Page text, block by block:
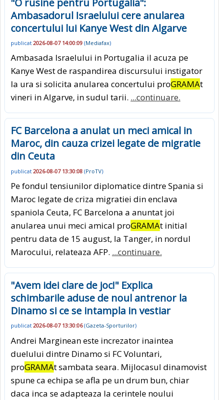
Ambasadorul Israelului cere anularea
concertului lui Kanye West din Algarve
publicat 2026-08-07 14:00:09 (Mediafax)
Ambasada Israelului in Portugalia il acuza pe
Kanye West de raspandirea discursului instigator
la ura si solicita anularea concertului proGRAMAt
vineri in Algarve, in sudul tarii. ...continuare.
FC Barcelona a anulat un meci amical in
Maroc, din cauza crizei legate de migratie
din Ceuta
publicat 2026-08-07 13:30:08 (ProTV)
Pe fondul tensiunilor diplomatice dintre Spania si
Maroc legate de criza migratiei din enclava
spaniola Ceuta, FC Barcelona a anuntat joi
anularea unui meci amical proGRAMAt initial
pentru data de 15 august, la Tanger, in nordul
Marocului, relateaza AFP. ...continuare.
"Avem idei clare de joc!" Explica
schimbarile aduse de noul antrenor la
Dinamo si ce se intampla in vestiar
publicat 2026-08-07 13:30:06(Gazeta-Sporturilor)
Andrei Marginean este increzator inaintea
duelului dintre Dinamo si FC Voluntari,
proGRAMAt sambata seara. Mijlocasul dinamovist
spune ca echipa se afla pe un drum bun, chiar
daca inca se adapteaza la cerintele noului